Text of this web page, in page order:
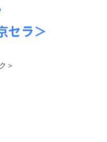
セラ＞
＞